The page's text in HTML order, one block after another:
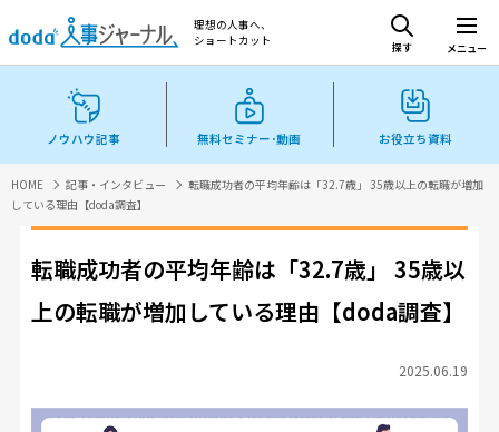
理想の人事へ、
ショートカット
探す メニュー
ノウハウ記事 無料セミナー･動画 お役立ち資料
HOME 記事・インタビュー
転職成功者の平均年齢は「32.7歳」 35歳以上の転職が増加
している理由【doda調査】
転職成功者の平均年齢は「32.7歳」 35歳以
上の転職が増加している理由【doda調査】
2025.06.19